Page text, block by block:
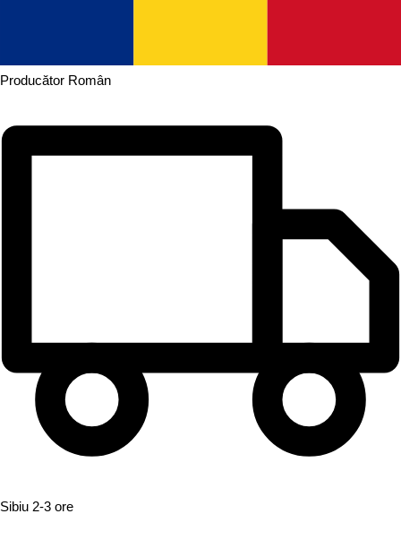
Producător Român
Sibiu 2-3 ore